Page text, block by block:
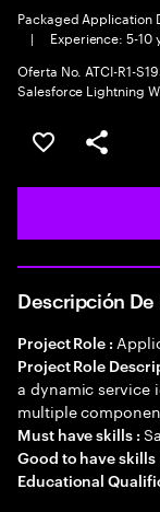
Packaged Application
|
Experience: 5-10
Oferta No. ATCI-R1-
Salesforce Lightning
Guardar este
Compartir
Descripción De
Project Role :
Project Role
a dynamic service
multiple
Must have skills :
Good to have skills
Educational